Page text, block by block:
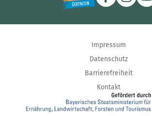
Impressum
Datenschutz
Barrierefreiheit
Kontakt